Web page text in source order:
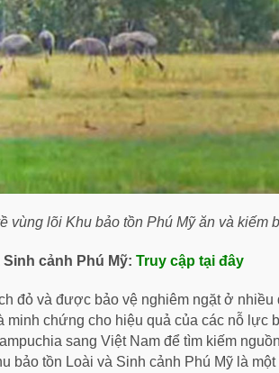
vùng lõi Khu bảo tồn Phú Mỹ ăn và kiếm
cảnh Phú Mỹ: Truy cập tại đây
đỏ và được bảo vệ nghiêm ngặt ở
minh chứng cho hiệu quả của các nỗ
sang Việt Nam để tìm kiếm
bảo tồn Loài và Sinh cảnh Phú Mỹ là